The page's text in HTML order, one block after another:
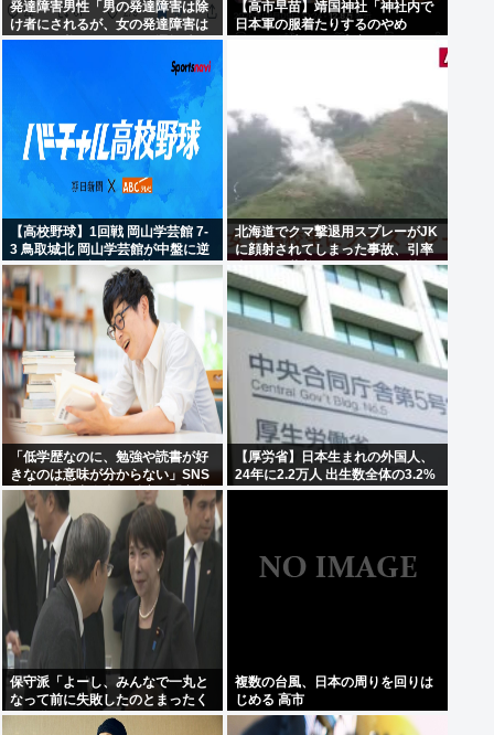
発達障害男性「男の発達障害は除
け者にされるが、女の発達障害は
結婚して養われるという選択肢が
【高市早苗】靖国神社「神社内で
日本軍の服着たりするのやめ
【高校野球】1回戦 岡山学芸館 7-
3 鳥取城北 岡山学芸館が中盤に逆
転し2回戦進出 鳥取県勢、夏の甲
子園11連敗
北海道でクマ撃退用スプレーがJK
に顔射されてしまった事故、引率
者が腰に装着していたものが枝に
引っかかり誤噴射と判明
「低学歴なのに、勉強や読書が好
きなのは意味が分からない」SNS
炎上に東大出身者が反応。「高学
歴=地頭もいい」という認識が間
違っているワケ
【厚労省】日本生まれの外国人、
24年に2.2万人 出生数全体の3.2%
保守派「よーし、みんなで一丸と
なって前に失敗したのとまったく
同じ道を行くぞ！！」 これなに？
複数の台風、日本の周りを回りは
じめる 高市